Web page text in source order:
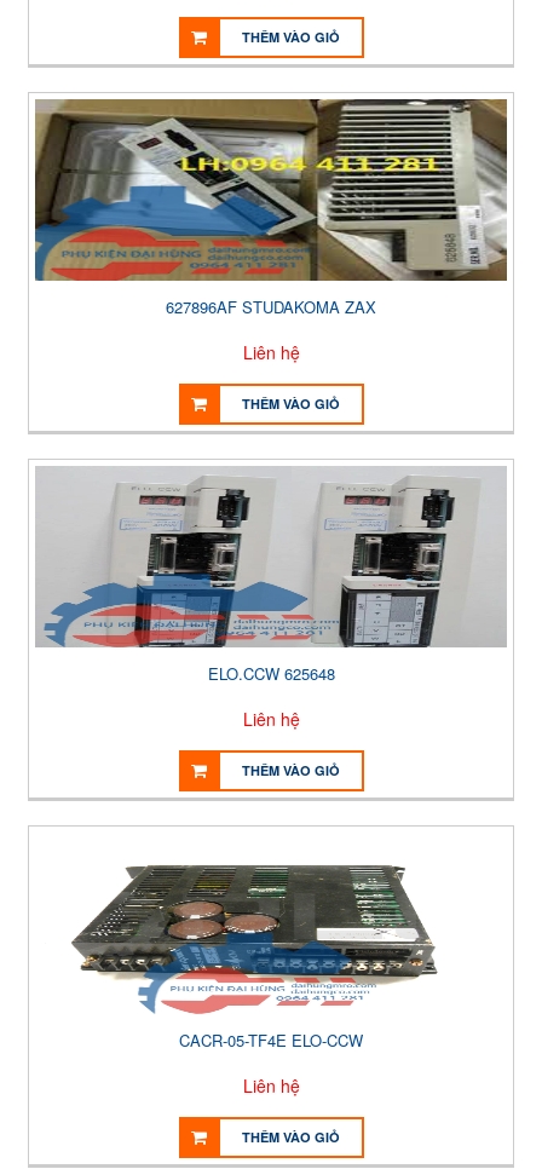
THÊM VÀO GIỎ
627896AF STUDAKOMA ZAX
Liên hệ
THÊM VÀO GIỎ
ELO.CCW 625648
Liên hệ
THÊM VÀO GIỎ
CACR-05-TF4E ELO-CCW
Liên hệ
THÊM VÀO GIỎ